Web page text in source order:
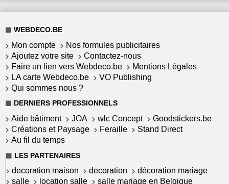
WEBDECO.BE
Mon compte
Nos formules publicitaires
Ajoutez votre site
Contactez-nous
Faire un lien vers Webdeco.be
Mentions Légales
LA carte Webdeco.be
VO Publishing
Qui sommes nous ?
DERNIERS PROFESSIONNELS
Aide bâtiment JOA wlc Concept
Goodstickers.be
Créations et Paysage
Feraille
Stand Direct
Au fil du temps
LES PARTENAIRES
decoration maison decoration
décoration mariage
salle
location salle salle mariage en Belgique